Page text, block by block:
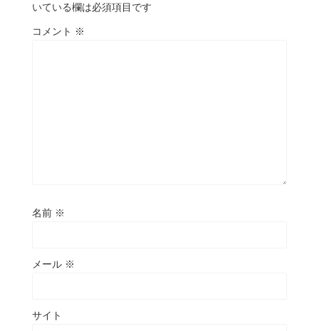
いている欄は必須項目です
コメント ※
名前 ※
メール ※
サイト